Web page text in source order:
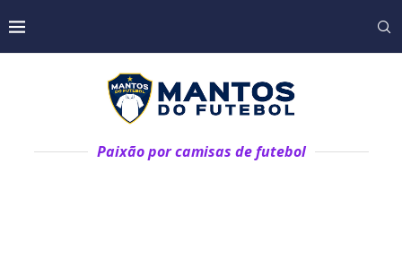
Paixão por camisas de futebol